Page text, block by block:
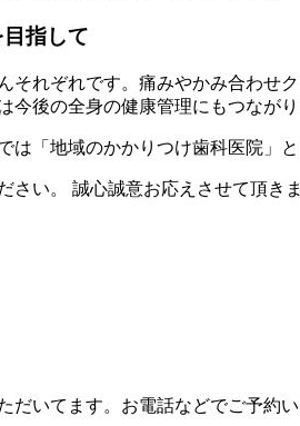
指して
それぞれです。痛みやかみ合わせ
今後の全身の健康管理にもつながり
は「地域のかかりつけ歯科医院」
さい。 誠心誠意お応えさせて頂きま
だいてます。お電話などでご予約